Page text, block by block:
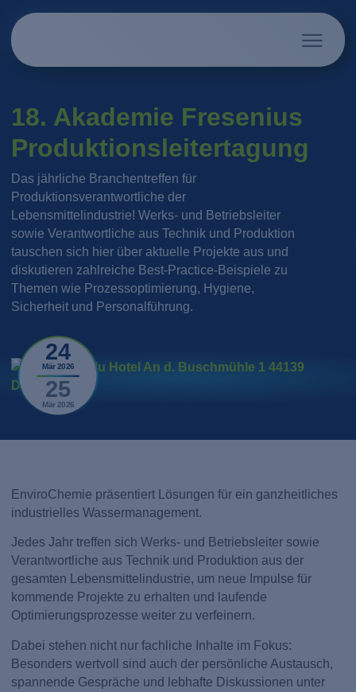
24
Mär 2026
25
Mär 2026
18. Akademie Fresenius
Produktionsleitertagung
Das jährliche Branchentreffen für
Produktionsverantwortliche der
Lebensmittelindustrie! Werks- und Betriebsleiter
sowie Verantwortliche aus Technik und Produktion
tauschen sich hier über aktuelle Projekte aus und
diskutieren zahlreiche Best-Practice-Beispiele zu
Themen wie Prozessoptimierung, Hygiene,
Sicherheit und Personalführung.
EnviroChemie präsentiert Lösungen für ein ganzheitliches
industrielles Wassermanagement.
Jedes Jahr treffen sich Werks- und Betriebsleiter sowie
Verantwortliche aus Technik und Produktion aus der
gesamten Lebensmittelindustrie, um neue Impulse für
kommende Projekte zu erhalten und laufende
Optimierungsprozesse weiter zu verfeinern.
Dabei stehen nicht nur fachliche Inhalte im Fokus:
Besonders wertvoll sind auch der persönliche Austausch,
spannende Gespräche und lebhafte Diskussionen unter